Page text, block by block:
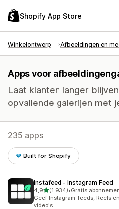
Shopify App Store
Winkelontwerp Afbeeldingen en
Apps voor
Laat klanten langer
opvallende galerijen met
235 apps
Built for Shopify
Instafeed ‑ Instagram Feed
4,9van 5 sterren
(1.934)
1934 recensies in totaal
•Gratis
Geef Instagram-feeds, Reels
video's